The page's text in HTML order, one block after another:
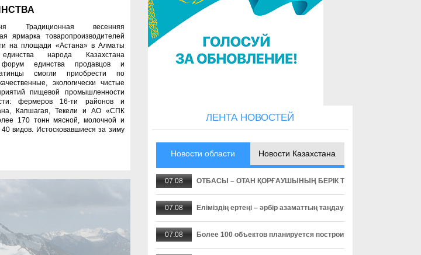
весенняя
ярмарка товаропроизводителей
на площади «Астана» в Алматы
народа Казахстана
единства продавцов и
смогли приобрести по
экологически чистые
пищевой промышленности
фермеров 16-ти районов и
Капшагая, Текели и АО «СПК
170 тонн мясной, молочной и
видов. Истосковавшиеся за зиму
ЛЕНТА НОВОСТЕЙ
Новости области Новости Казахстана
07.08 ОТБАСЫ – ОТАН ҚОРҒАУШЫНЫҢ БЕРІК ТІРЕГІ
07.08 Еліміздің ертеңі – әрбір азаматтың таңдауында
07.08 Более 100 объектов планируется построить в Алматинской